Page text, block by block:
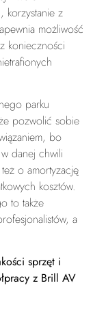
korzystanie z
możliwość
konieczności
parku
pozwolić sobie
bo
danej chwili
o amortyzację
kosztów.
to także
a
sprzęt i
z Brill AV